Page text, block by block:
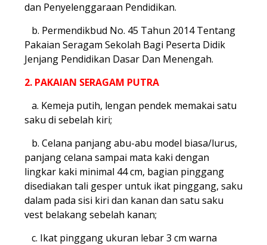
dan Penyelenggaraan Pendidikan.
b. Permendikbud No. 45 Tahun 2014 Tentang
Pakaian Seragam Sekolah Bagi Peserta Didik
Jenjang Pendidikan Dasar Dan Menengah.
2. PAKAIAN SERAGAM PUTRA
a. Kemeja putih, lengan pendek memakai satu
saku di sebelah kiri;
b. Celana panjang abu-abu model biasa/lurus,
panjang celana sampai mata kaki dengan
lingkar kaki minimal 44 cm, bagian pinggang
disediakan tali gesper untuk ikat pinggang, saku
dalam pada sisi kiri dan kanan dan satu saku
vest belakang sebelah kanan;
c. Ikat pinggang ukuran lebar 3 cm warna